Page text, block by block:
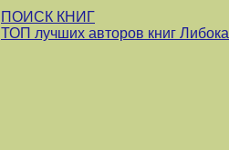
ПОИСК КНИГ
ТОП лучших авторов книг Либока